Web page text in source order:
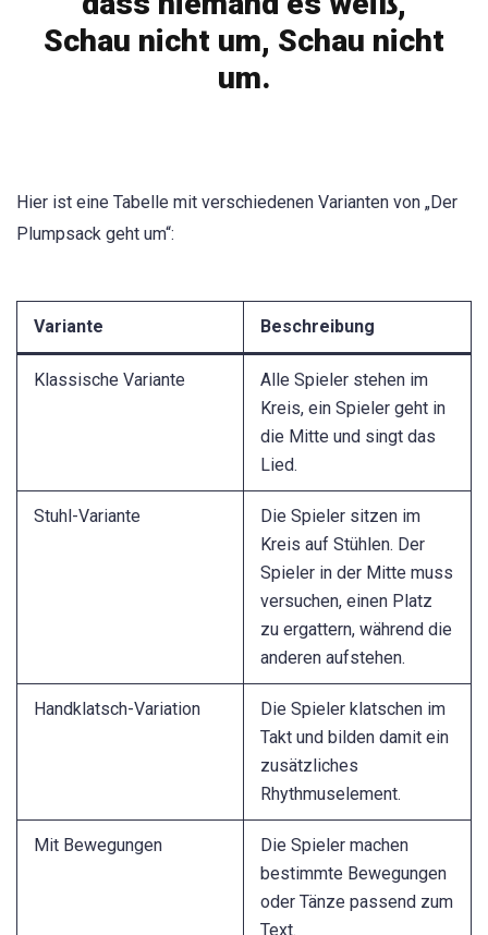
Schau nicht um, Schau nicht
um.
Hier ist eine Tabelle mit verschiedenen Varianten von „Der
Plumpsack geht um“:
Variante Beschreibung
Klassische Variante
Alle Spieler stehen im
Kreis, ein Spieler geht in
die Mitte und singt das
Lied.
Stuhl-Variante
Die Spieler sitzen im
Kreis auf Stühlen. Der
Spieler in der Mitte muss
versuchen, einen Platz
zu ergattern, während die
anderen aufstehen.
Handklatsch-Variation
Die Spieler klatschen im
Takt und bilden damit ein
zusätzliches
Rhythmuselement.
Mit Bewegungen
Die Spieler machen
bestimmte Bewegungen
oder Tänze passend zum
Text.